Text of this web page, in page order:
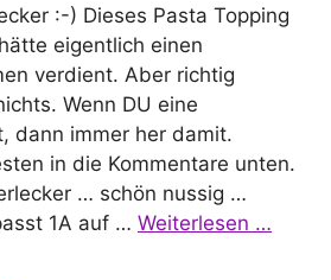
:-) Dieses Pasta Topping
eigentlich einen
verdient. Aber richtig
Wenn DU eine
dann immer her damit.
in die Kommentare unten.
… schön nussig …
1A auf … Weiterlesen …